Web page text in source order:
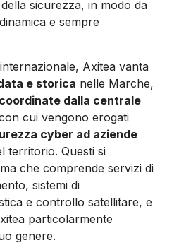
sicurezza, in modo da
e sempre
Axitea vanta
e storica nelle Marche,
dalla centrale
cui vengono erogati
cyber ad aziende
territorio. Questi si
che comprende servizi di
sistemi di
e controllo satellitare, e
particolarmente
genere.